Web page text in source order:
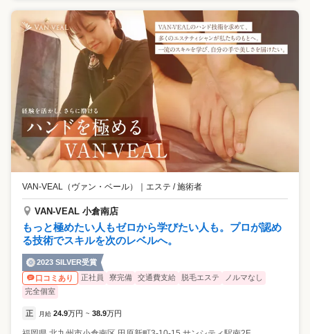
VAN-VEAL（ヴァン・ベール） ｜ エステ / 施術者
VAN-VEAL 小倉南店
もっと極めたい人もゼロから学びたい人も。プロが認め
る技術でスキルを次のレベルへ。
2023 SILVER受賞
口コミあり
正社員 寮完備 交通費支給 脱毛エステ
ノルマなし
完全個室
正 月給 24.9万円 ~ 38.9万円